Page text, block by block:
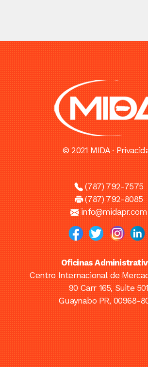
© 2021 MIDA ·
(787) 792-7575
(787) 792-8085
info@midapr.com
Oficinas
Centro Internacional de
90 Carr 165, Suite
Guaynabo PR, 00968-